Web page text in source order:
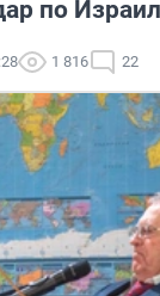
по
1 816 22